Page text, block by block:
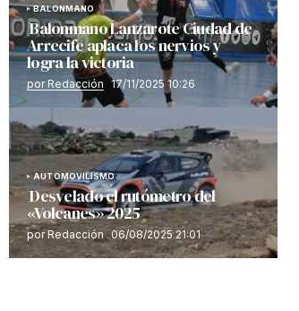
BALONMANO
Balonmano Lanzarote Ciudad de
Arrecife aplaca los nervios y
logra la victoria
por Redacción 17/11/2025 10:26
AUTOMOVILISMO
Desvelado el rutómetro del
«Volcanes» 2025
por Redacción 06/08/2025 21:01